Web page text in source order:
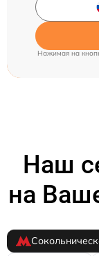
Нажимая на
Наш
на